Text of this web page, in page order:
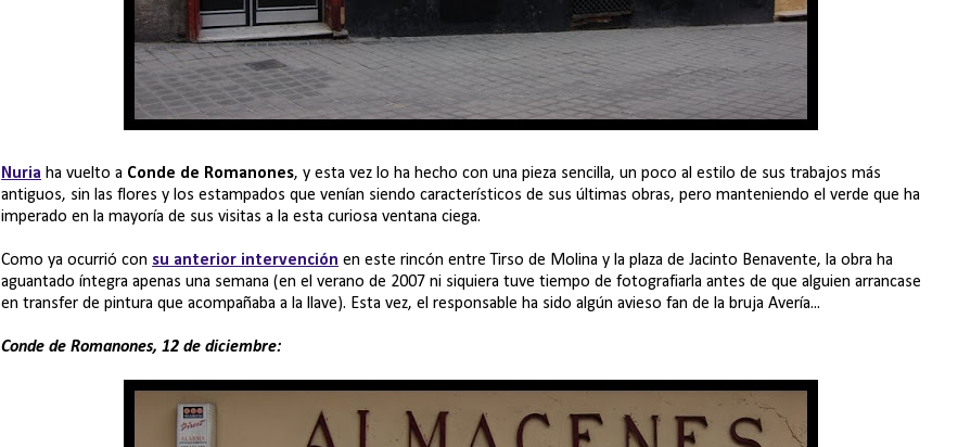
Nuria ha vuelto a Conde de Romanones, y esta vez lo ha hecho con una pieza sencilla, un poco al estilo de sus trabajos más
antiguos, sin las flores y los estampados que venían siendo característicos de sus últimas obras, pero manteniendo el verde que ha
imperado en la mayoría de sus visitas a la esta curiosa ventana ciega.
Como ya ocurrió con su anterior intervención en este rincón entre Tirso de Molina y la plaza de Jacinto Benavente, la obra ha
aguantado íntegra apenas una semana (en el verano de 2007 ni siquiera tuve tiempo de fotografiarla antes de que alguien arrancase
en transfer de pintura que acompañaba a la llave). Esta vez, el responsable ha sido algún avieso fan de la bruja Avería...
Conde de Romanones, 12 de diciembre: